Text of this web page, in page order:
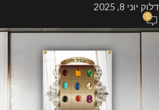
דלוק יוני 8, 2025
0